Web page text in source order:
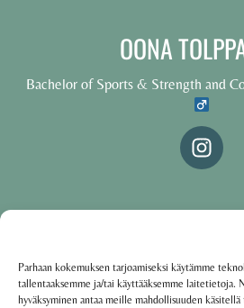
Parhaan kokemuksen tarjoamiseksi käytämme
tallentaaksemme ja/tai käyttääksemme laitetietoja.
hyväksyminen antaa meille mahdollisuuden
OONA
Bachelor of Sports & Strength and
Käyttöehdot·